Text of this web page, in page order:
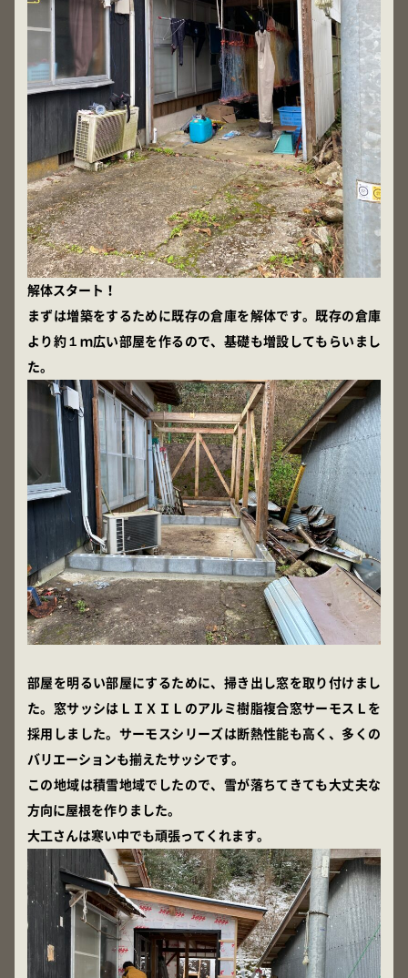
解体スタート！
まずは増築をするために既存の倉庫を解体です。既存の倉庫
より約１ｍ広い部屋を作るので、基礎も増設してもらいまし
た。
部屋を明るい部屋にするために、掃き出し窓を取り付けまし
た。窓サッシはＬＩＸＩＬのアルミ樹脂複合窓サーモスＬを
採用しました。サーモスシリーズは断熱性能も高く、多くの
バリエーションも揃えたサッシです。
この地域は積雪地域でしたので、雪が落ちてきても大丈夫な
方向に屋根を作りました。
大工さんは寒い中でも頑張ってくれます。